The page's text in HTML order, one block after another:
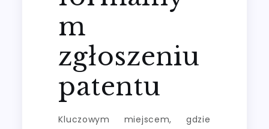
m
zgłoszeniu
patentu
Kluczowym miejscem, gdzie